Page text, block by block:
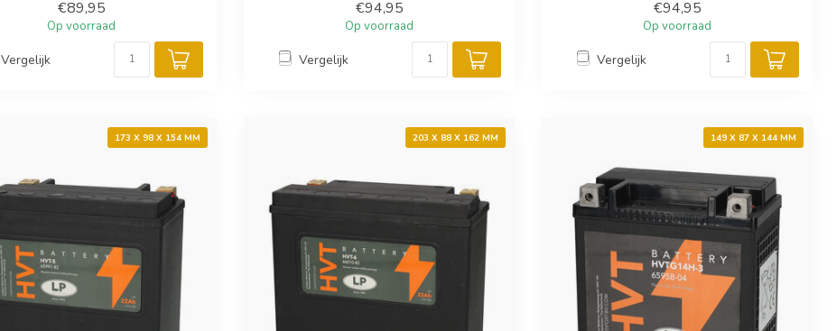
€89,95
Op voorraad
Vergelijk
€94,95
Op voorraad
Vergelijk
€94,95
Op voorraad
Vergelijk
173 X 98 X 154 MM 203 X 88 X 162 MM 149 X 87 X 144 MM